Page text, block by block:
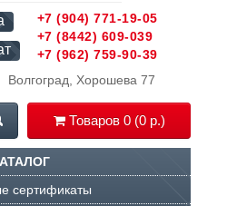
Волгоград, Хорошева 77
Товаров 0 (0 р.)
+7 (904) 771-19-05
+7 (8442) 609-039
+7 (962) 759-90-39
сертификаты